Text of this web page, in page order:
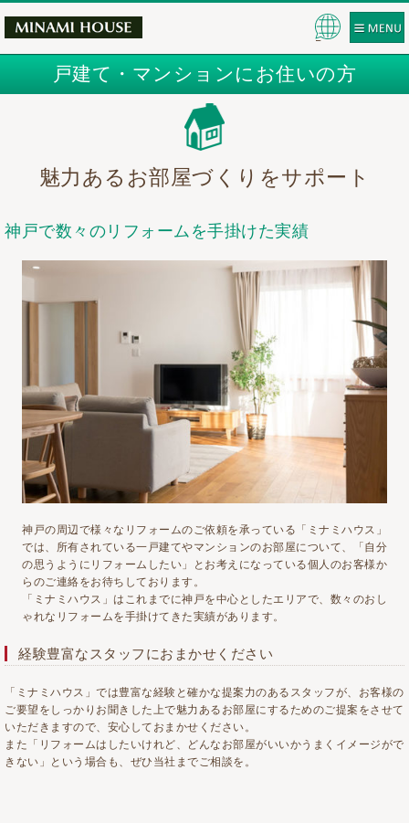
Pow
by
戸建て・マンションにお住いの方
魅力あるお部屋づくりをサポート
神戸で数々のリフォームを手掛けた実績
神戸の周辺で様々なリフォームのご依頼を承っている「ミナミハウス」
では、所有されている一戸建てやマンションのお部屋について、「自分
の思うようにリフォームしたい」とお考えになっている個人のお客様か
らのご連絡をお待ちしております。
「ミナミハウス」はこれまでに神戸を中心としたエリアで、数々のおし
ゃれなリフォームを手掛けてきた実績があります。
経験豊富なスタッフにおまかせください
「ミナミハウス」では豊富な経験と確かな提案力のあるスタッフが、お客様の
ご要望をしっかりお聞きした上で魅力あるお部屋にするためのご提案をさせて
いただきますので、安心しておまかせください。
また「リフォームはしたいけれど、どんなお部屋がいいかうまくイメージがで
きない」という場合も、ぜひ当社までご相談を。